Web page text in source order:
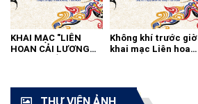
KHAI MẠC "LIÊN
HOAN CẢI LƯƠNG
Không khí trước giờ
khai mạc Liên hoan
THƯ VIỆN ẢNH